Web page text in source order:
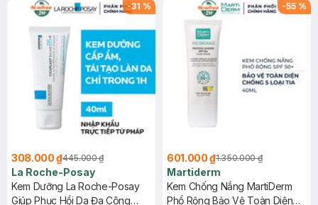
-31 %
308.000 ₫445.000 ₫
La Roche-Posay
Kem Dưỡng La Roche-Posay
Giúp Phục Hồi Da Đa Công
-55 %
601.000 ₫1.350.000 ₫
Martiderm
Kem Chống Nắng MartiDerm
Phổ Rộng Bảo Vệ Toàn Diện